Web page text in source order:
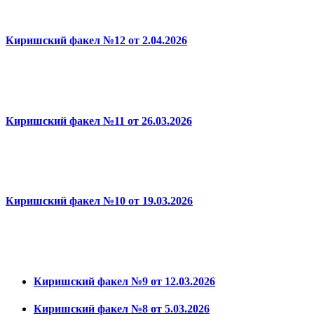
Киришский факел №12 от 2.04.2026
Киришский факел №11 от 26.03.2026
Киришский факел №10 от 19.03.2026
Киришский факел №9 от 12.03.2026
Киришский факел №8 от 5.03.2026